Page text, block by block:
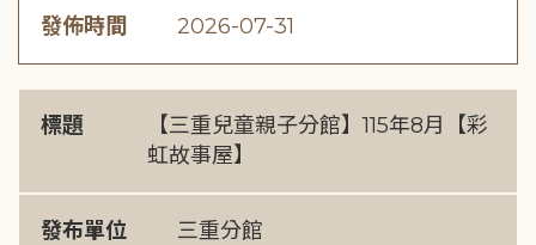
發佈時間 2026-07-31
標題
【三重兒童親子分館】115年8月【彩
虹故事屋】
發布單位 三重分館